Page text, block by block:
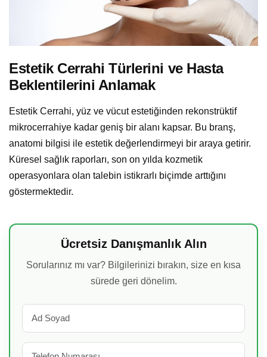
Estetik Cerrahi Türlerini ve Hasta
Beklentilerini Anlamak
Estetik Cerrahi, yüz ve vücut estetiğinden rekonstrüktif
mikrocerrahiye kadar geniş bir alanı kapsar. Bu branş,
anatomi bilgisi ile estetik değerlendirmeyi bir araya getirir.
Küresel sağlık raporları, son on yılda kozmetik
operasyonlara olan talebin istikrarlı biçimde arttığını
göstermektedir.
Ücretsiz Danışmanlık Alın
Sorularınız mı var? Bilgilerinizi bırakın, size en kısa
sürede geri dönelim.